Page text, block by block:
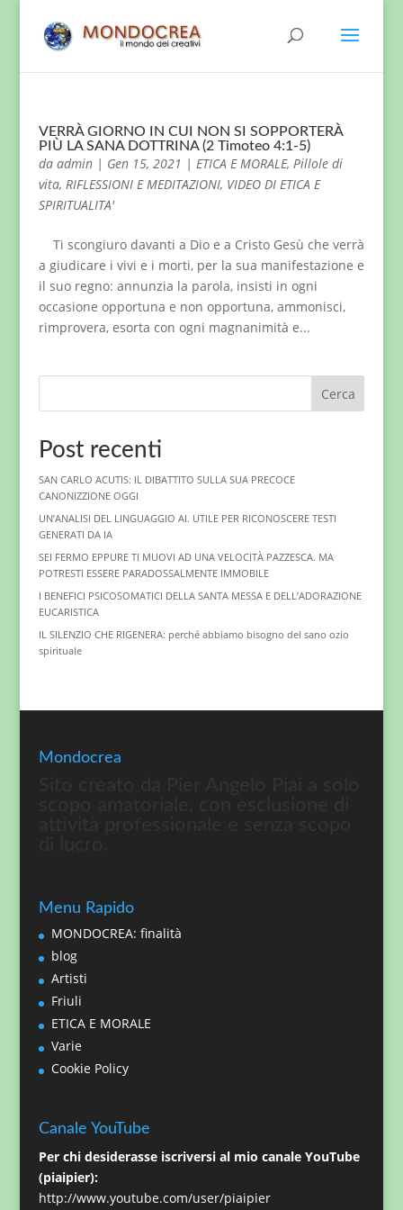
VERRÀ GIORNO IN CUI NON SI SOPPORTERÀ
PIÙ LA SANA DOTTRINA (2 Timoteo 4:1-5)
da admin| Gen 15, 2021 | ETICA E MORALE, Pillole di
vita, RIFLESSIONI E MEDITAZIONI, VIDEO DI ETICA E
SPIRITUALITA'
Ti scongiuro davanti a Dio e a Cristo Gesù che verrà
a giudicare i vivi e i morti, per la sua manifestazione e
il suo regno: annunzia la parola, insisti in ogni
occasione opportuna e non opportuna, ammonisci,
rimprovera, esorta con ogni magnanimità e...
Cerca
Post recenti
SAN CARLO ACUTIS: IL DIBATTITO SULLA SUA PRECOCE
CANONIZZIONE OGGI
UN’ANALISI DEL LINGUAGGIO AI. UTILE PER RICONOSCERE TESTI
GENERATI DA IA
SEI FERMO EPPURE TI MUOVI AD UNA VELOCITÀ PAZZESCA. MA
POTRESTI ESSERE PARADOSSALMENTE IMMOBILE
I BENEFICI PSICOSOMATICI DELLA SANTA MESSA E DELL’ADORAZIONE
EUCARISTICA
IL SILENZIO CHE RIGENERA: perché abbiamo bisogno del sano ozio
spirituale
Mondocrea
Menu Rapido
MONDOCREA: finalità
blog
Artisti
Friuli
ETICA E MORALE
Varie
Cookie Policy
Canale YouTube
Per chi desiderasse iscriversi al mio canale YouTube
(piaipier):
http://www.youtube.com/user/piaipier